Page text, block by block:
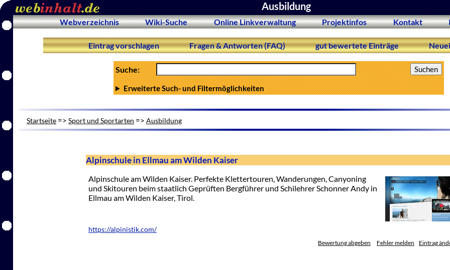
Ausbildung
Webverzeichnis Wiki-Suche Online Linkverwaltung Projektinfos Kontakt
Eintrag vorschlagen Fragen & Antworten (FAQ) gut bewertete Einträge
Suche:
Erweiterte Such- und Filtermöglichkeiten
Startseite => Sport und Sportarten => Ausbildung
Alpinschule in Ellmau am Wilden Kaiser
Alpinschule am Wilden Kaiser. Perfekte Klettertouren, Wanderungen, Canyoning
und Skitouren beim staatlich Geprüften Bergführer und Schilehrer Schonner Andy in
Ellmau am Wilden Kaiser, Tirol.
https://alpinistik.com/
Bewertung abgeben Fehler melden Eintrag